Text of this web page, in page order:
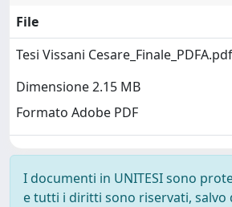
File
Tesi Vissani Cesare_Finale_PDFA.pdf
Dimensione 2.15 MB
Formato Adobe PDF
I documenti in UNITESI sono
e tutti i diritti sono riservati, salvo